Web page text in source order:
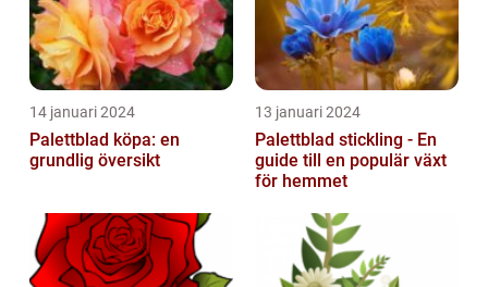
14 januari 2024
Palettblad köpa: en
grundlig översikt
13 januari 2024
Palettblad stickling - En
guide till en populär växt
för hemmet